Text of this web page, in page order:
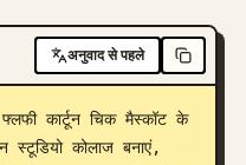
अनुवाद से पहले
कार्टून चिक मैस्कॉट के
स्टूडियो कोलाज बनाएं,